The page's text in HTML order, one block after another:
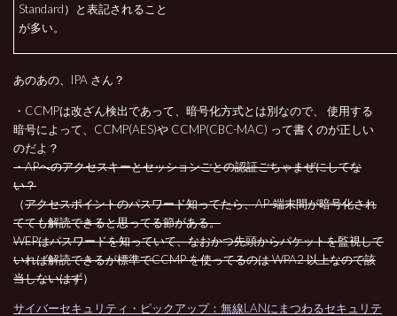
Standard）と表記されること
が多い。
あのあの、IPA さん？
・CCMPは改ざん検出であって、暗号化方式とは別なので、 使用する
暗号によって、CCMP(AES)や CCMP(CBC-MAC) って書くのが正しい
のだよ？
・APへのアクセスキーとセッションごとの認証ごちゃまぜにしてな
い？
（アクセスポイントのパスワード知ってたら、AP-端末間が暗号化され
てても解読できると思ってる節がある。
WEPはパスワードを知っていて、なおかつ先頭からパケットを監視して
いれば解読できるが標準でCCMP を使ってるのは WPA2 以上なので該
当しないはず）
サイバーセキュリティ・ピックアップ：無線LANにまつわるセキュリテ